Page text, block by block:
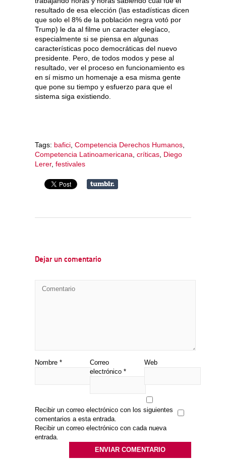
resultado de esa elección (las estadísticas dicen
que solo el 8% de la población negra votó por
Trump) le da al filme un caracter elegíaco,
especialmente si se piensa en algunas
características poco democráticas del nuevo
presidente. Pero, de todos modos y pese al
resultado, ver el proceso en funcionamiento es
en sí mismo un homenaje a esa misma gente
que pone su tiempo y esfuerzo para que el
sistema siga existiendo.
Tags: bafici Competencia Derechos Humanos
Competencia Latinoamericana críticas Diego
Lerer, festivales
Dejar un comentario
Nombre *
Correo
electrónico *
Web
Recibir un correo electrónico con los siguientes
comentarios a esta entrada.
Recibir un correo electrónico con cada nueva
entrada.